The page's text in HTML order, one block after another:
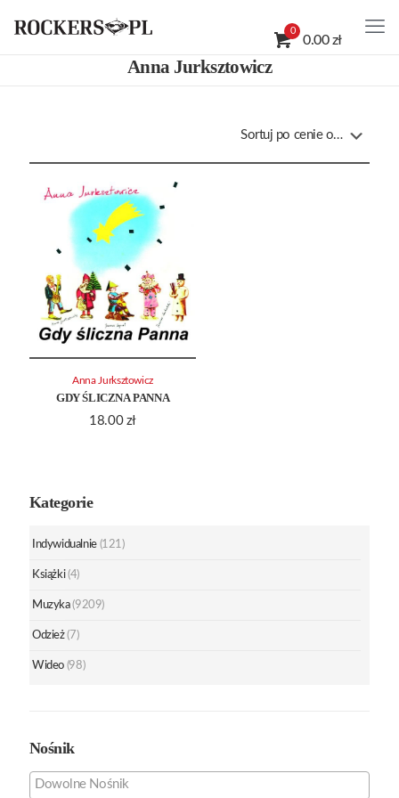
0
0.00 zł
Anna Jurksztowicz
GDY ŚLICZNA PANNA
18.00 zł
Anna Jurksztowicz
Kategorie
Indywidualnie (121)
Książki (4)
Muzyka (9209)
Odzież (7)
Wideo (98)
Nośnik